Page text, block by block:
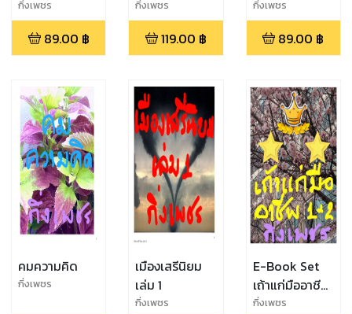
กิ่งเพชร
89.00 ฿
กิ่งเพชร
119.00 ฿
กิ่งเพชร
89.00 ฿
คมความคิด
กิ่งเพชร
เมืองเสรีนิยม
เล่ม 1
กิ่งเพชร
E-Book Set
เถ้าแก่มืออาชีพ
1-2
กิ่งเพชร